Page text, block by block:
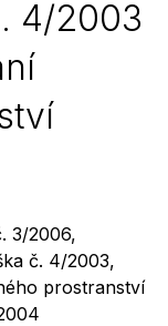
4/2003
3/2006,
č. 4/2003,
prostranství